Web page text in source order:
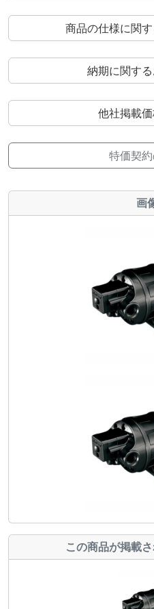
商品の仕様に関
納期に関す
他社掲載
特価契
画
この商品が掲載